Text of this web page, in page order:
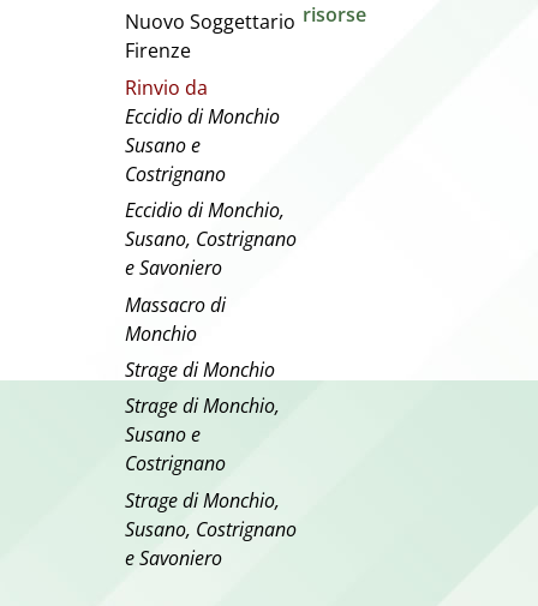
Nuovo Soggettario
Firenze
Rinvio da
Eccidio di Monchio
Susano e
Costrignano
Eccidio di Monchio,
Susano, Costrignano
e Savoniero
Massacro di
Monchio
Strage di Monchio
Strage di Monchio,
Susano e
Costrignano
Strage di Monchio,
Susano, Costrignano
e Savoniero
risorse